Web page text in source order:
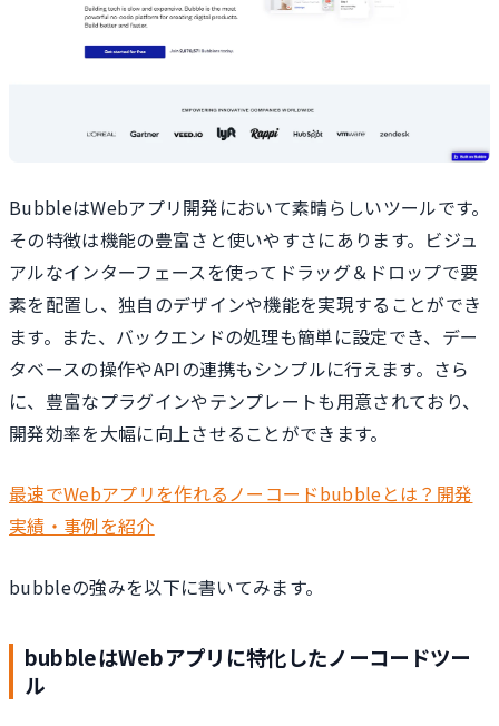
BubbleはWebアプリ開発において素晴らしいツールです。
その特徴は機能の豊富さと使いやすさにあります。ビジュ
アルなインターフェースを使ってドラッグ＆ドロップで要
素を配置し、独自のデザインや機能を実現することができ
ます。また、バックエンドの処理も簡単に設定でき、デー
タベースの操作やAPIの連携もシンプルに行えます。さら
に、豊富なプラグインやテンプレートも用意されており、
開発効率を大幅に向上させることができます。
最速でWebアプリを作れるノーコードbubbleとは？開発
実績・事例を紹介
bubbleの強みを以下に書いてみます。
bubbleはWebアプリに特化したノーコードツー
ル